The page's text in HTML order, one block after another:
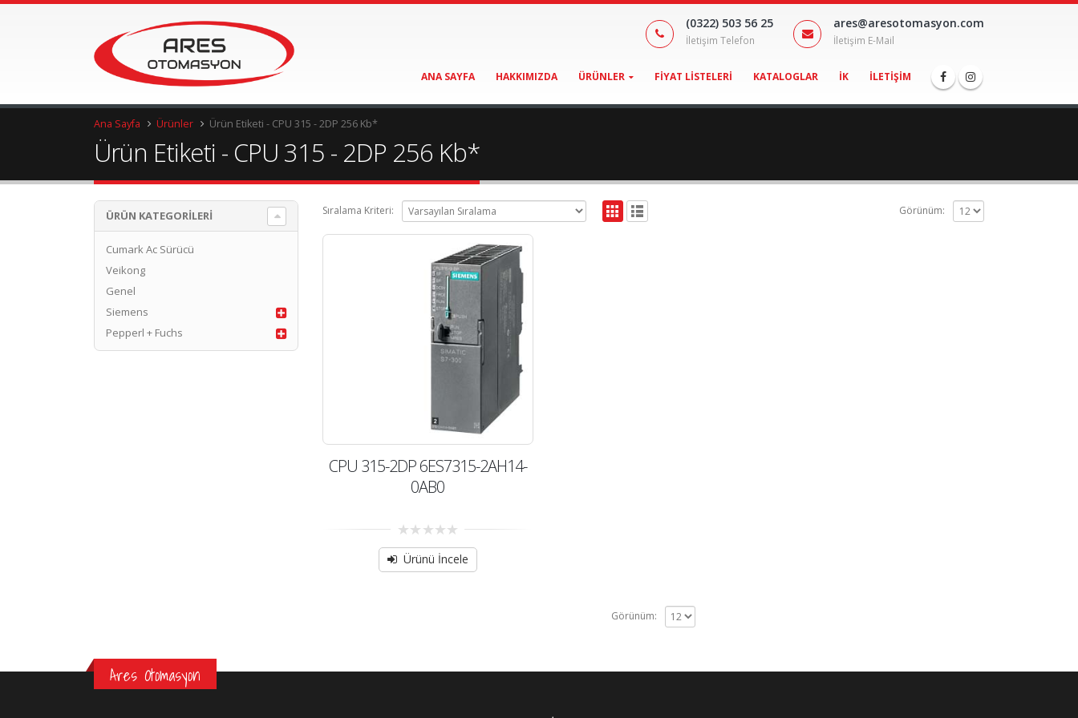
(0322) 503 56 25
İletişim Telefon
ares@aresotomasyon.com
İletişim E-Mail
ANA SAYFA HAKKIMIZDA ÜRÜNLER FIYAT LISTELERI KATALOGLAR İK İLETIŞIM
Ana Sayfa Ürünler Ürün Etiketi - CPU 315 - 2DP 256 Kb*
Ürün Etiketi - CPU 315 - 2DP 256 Kb*
Sıralama Kriteri: Görünüm:
CPU 315-2DP 6ES7315-2AH14-
0AB0
0
outÜrünü İncele
Görünüm:
ÜRÜN KATEGORILERI
Cumark Ac Sürücü
Veikong
Genel
Siemens
Pepperl + Fuchs
Ares Otomasyon